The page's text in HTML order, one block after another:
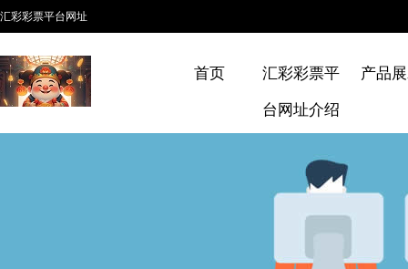
汇彩彩票平台网址
首页 汇彩彩票平
台网址介绍
产品